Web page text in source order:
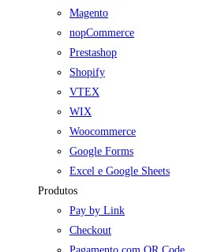
Magento
nopCommerce
Prestashop
Shopify
VTEX
WIX
Woocommerce
Google Forms
Excel e Google Sheets
Produtos
Pay by Link
Checkout